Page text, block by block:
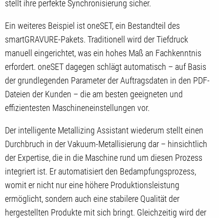
stellt ihre perfekte Synchronisierung sicher.
Ein weiteres Beispiel ist oneSET, ein Bestandteil des
smartGRAVURE-Pakets. Traditionell wird der Tiefdruck
manuell eingerichtet, was ein hohes Maß an Fachkenntnis
erfordert. oneSET dagegen schlägt automatisch – auf Basis
der grundlegenden Parameter der Auftragsdaten in den PDF-
Dateien der Kunden – die am besten geeigneten und
effizientesten Maschineneinstellungen vor.
Der intelligente Metallizing Assistant wiederum stellt einen
Durchbruch in der Vakuum-Metallisierung dar – hinsichtlich
der Expertise, die in die Maschine rund um diesen Prozess
integriert ist. Er automatisiert den Bedampfungsprozess,
womit er nicht nur eine höhere Produktionsleistung
ermöglicht, sondern auch eine stabilere Qualität der
hergestellten Produkte mit sich bringt. Gleichzeitig wird der